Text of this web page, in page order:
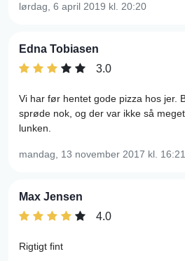
lørdag, 6 april 2019 kl. 20:20
Edna Tobiasen
3.0
Vi har før hentet gode pizza hos jer.
sprøde nok, og der var ikke så
lunken.
mandag, 13 november 2017 kl. 16:21
Max Jensen
4.0
Rigtigt fint